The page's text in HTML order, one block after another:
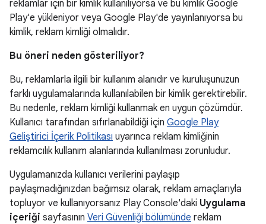
reklamlar için bir kimlik kullanılıyorsa ve bu kimlik Google
Play'e yükleniyor veya Google Play'de yayınlanıyorsa bu
kimlik, reklam kimliği olmalıdır.
Bu öneri neden gösteriliyor?
Bu, reklamlarla ilgili bir kullanım alanıdır ve kuruluşunuzun
farklı uygulamalarında kullanılabilen bir kimlik gerektirebilir.
Bu nedenle, reklam kimliği kullanmak en uygun çözümdür.
Kullanıcı tarafından sıfırlanabildiği için Google Play
Geliştirici İçerik Politikası uyarınca reklam kimliğinin
reklamcılık kullanım alanlarında kullanılması zorunludur.
Uygulamanızda kullanıcı verilerini paylaşıp
paylaşmadığınızdan bağımsız olarak, reklam amaçlarıyla
topluyor ve kullanıyorsanız Play Console'daki Uygulama
içeriği sayfasının Veri Güvenliği bölümünde reklam